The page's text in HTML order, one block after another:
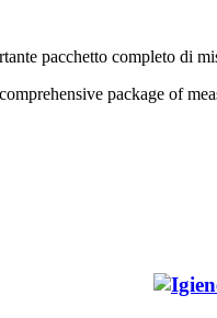
pacchetto completo di
package of